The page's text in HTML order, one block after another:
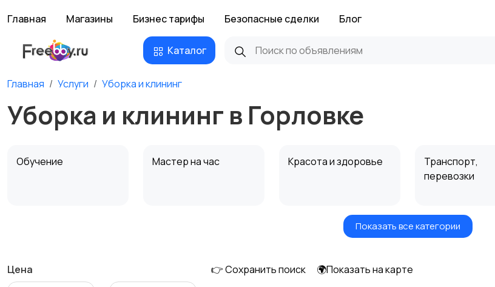
Главная Магазины Бизнес тарифы Безопасные сделки Блог
Каталог
Главная Услуги Уборка и клининг
Уборка и клининг в Горловке
Обучение Мастер на час Красота и здоровье
Транспорт,
перевозки
Ремонт техники
Показать все категории
Цена 👉 Сохранить поиск 🌍Показать на карте